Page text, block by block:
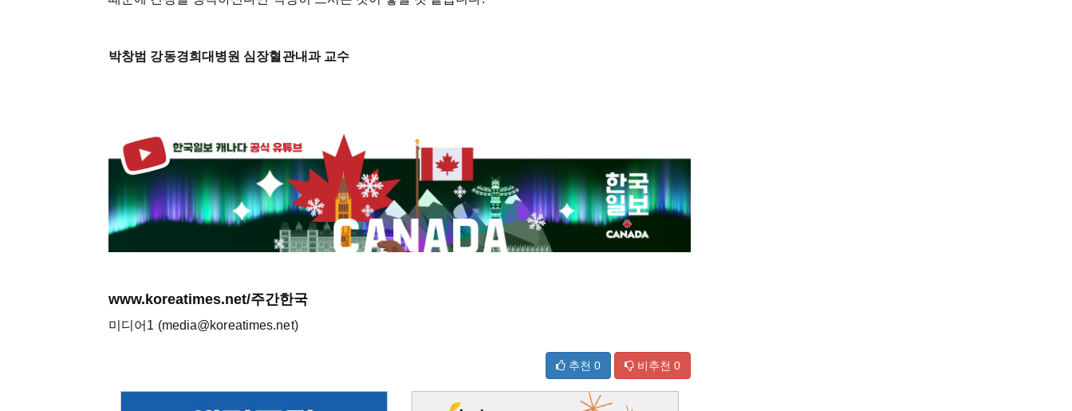
박창범 강동경희대병원 심장혈관내과 교수
www.koreatimes.net/주간한국
미디어1 (media@koreatimes.net)
추천 0 비추천 0